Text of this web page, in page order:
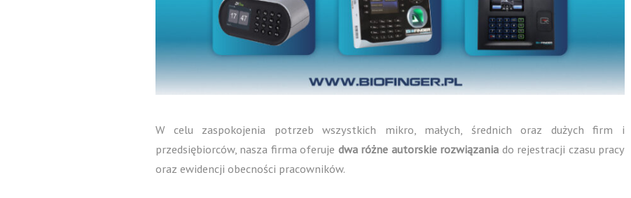
W celu zaspokojenia potrzeb wszystkich mikro, małych, średnich oraz dużych firm i
przedsiębiorców, nasza firma oferuje dwa różne autorskie rozwiązania do rejestracji czasu pracy
oraz ewidencji obecności pracowników.